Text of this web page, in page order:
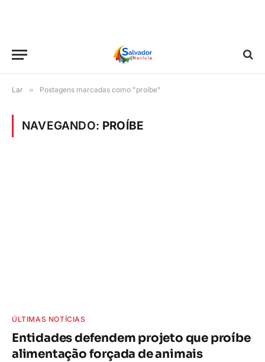
Lar » Postagens marcadas como "proíbe"
NAVEGANDO: PROÍBE
ÚLTIMAS NOTÍCIAS
Entidades defendem projeto que proíbe
alimentação forçada de animais